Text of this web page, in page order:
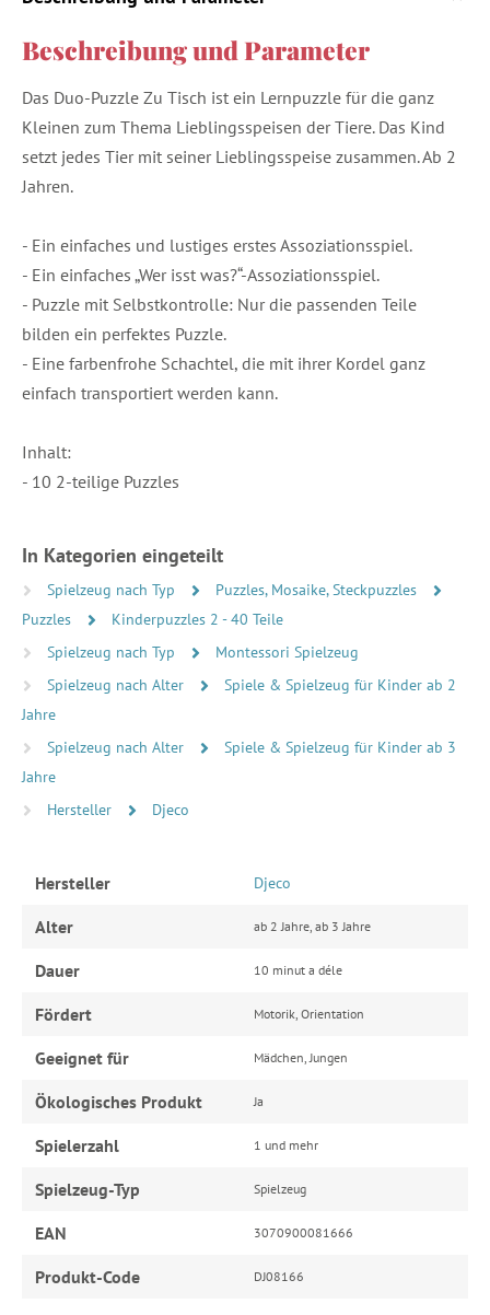
Beschreibung und Parameter
Das Duo-Puzzle Zu Tisch ist ein Lernpuzzle für die ganz
Kleinen zum Thema Lieblingsspeisen der Tiere. Das Kind
setzt jedes Tier mit seiner Lieblingsspeise zusammen. Ab 2
Jahren.
- Ein einfaches und lustiges erstes Assoziationsspiel.
- Ein einfaches „Wer isst was?“-Assoziationsspiel.
- Puzzle mit Selbstkontrolle: Nur die passenden Teile
bilden ein perfektes Puzzle.
- Eine farbenfrohe Schachtel, die mit ihrer Kordel ganz
einfach transportiert werden kann.
Inhalt:
- 10 2-teilige Puzzles
In Kategorien eingeteilt
Spielzeug nach Typ
Puzzles, Mosaike, Steckpuzzles
Puzzles
Kinderpuzzles 2 - 40 Teile
Spielzeug nach Typ
Montessori Spielzeug
Spielzeug nach Alter
Spiele & Spielzeug für Kinder ab 2
Jahre
Spielzeug nach Alter
Spiele & Spielzeug für Kinder ab 3
Jahre
Hersteller
Djeco
Hersteller Djeco
Alter ab 2 Jahre, ab 3 Jahre
Dauer 10 minut a déle
Fördert Motorik, Orientation
Geeignet für Mädchen, Jungen
Ökologisches Produkt Ja
Spielerzahl 1 und mehr
Spielzeug-Typ Spielzeug
EAN 3070900081666
Produkt-Code DJ08166